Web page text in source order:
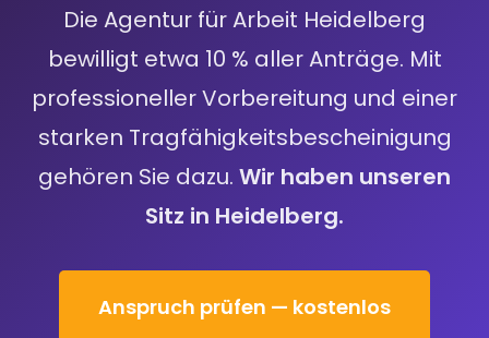
Die Agentur für Arbeit Heidelberg
bewilligt etwa 10 % aller Anträge. Mit
professioneller Vorbereitung und einer
starken Tragfähigkeitsbescheinigung
gehören Sie dazu. Wir haben unseren
Sitz in Heidelberg.
Anspruch prüfen — kostenlos